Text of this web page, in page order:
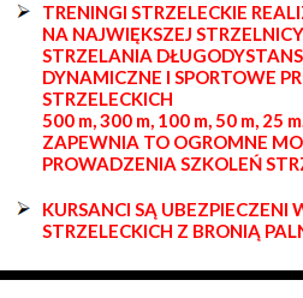
TRENINGI STRZELECKIE
NA NAJWIĘKSZEJ
STRZELANIA
DYNAMICZNE I SPORTOWE
STRZELECKICH
500 m, 300 m, 100 m, 50 m, 25
ZAPEWNIA TO OGROMNE
PROWADZENIA SZKOLEŃ
KURSANCI SĄ UBEZPIECZENI
STRZELECKICH Z BRONIĄ